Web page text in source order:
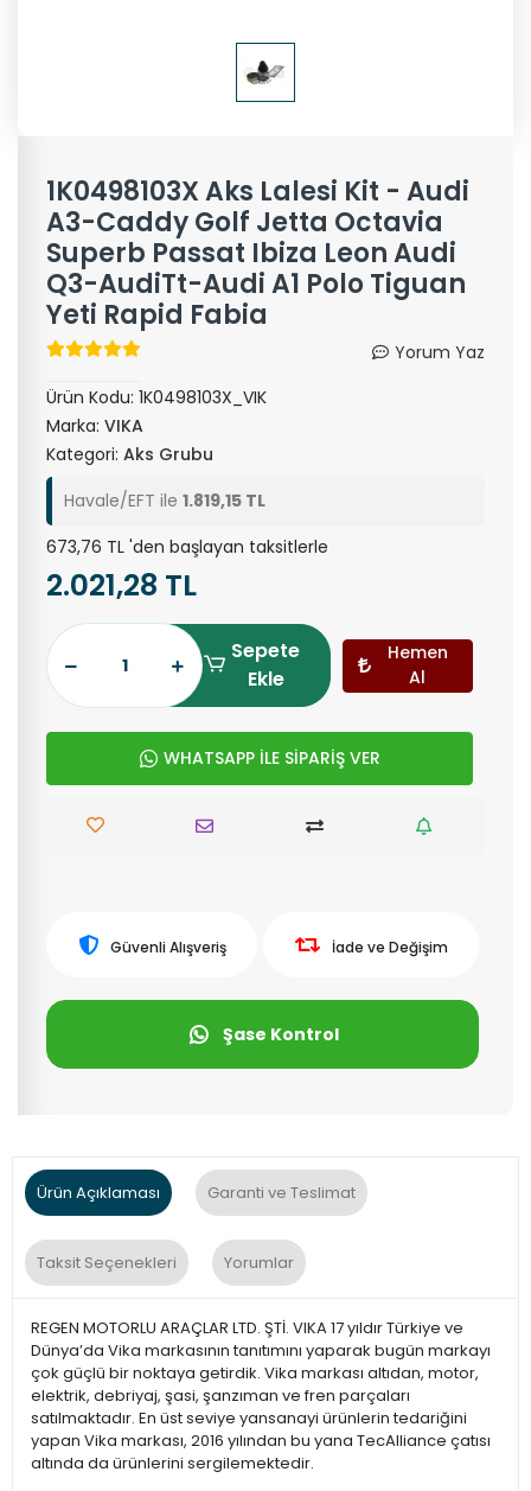
1K0498103X Aks Lalesi Kit - Audi
A3-Caddy Golf Jetta Octavia
Superb Passat Ibiza Leon Audi
Q3-AudiTt-Audi A1 Polo Tiguan
Yeti Rapid Fabia
Yorum Yaz
Ürün Kodu: 1K0498103X_VIK
Marka: VIKA
Kategori: Aks Grubu
Havale/EFT ile 1.819,15 TL
673,76 TL 'den başlayan taksitlerle
2.021,28 TL
Sepete
Ekle
Hemen
Al
WHATSAPP İLE SİPARİŞ VER
Güvenli Alışveriş İade ve Değişim
Şase Kontrol
Ürün Açıklaması Garanti ve Teslimat
Taksit Seçenekleri Yorumlar
REGEN MOTORLU ARAÇLAR LTD. ŞTİ. VIKA 17 yıldır Türkiye ve
Dünya’da Vika markasının tanıtımını yaparak bugün markayı
çok güçlü bir noktaya getirdik. Vika markası altıdan, motor,
elektrik, debriyaj, şasi, şanzıman ve fren parçaları
satılmaktadır. En üst seviye yansanayi ürünlerin tedariğini
yapan Vika markası, 2016 yılından bu yana TecAlliance çatısı
altında da ürünlerini sergilemektedir.